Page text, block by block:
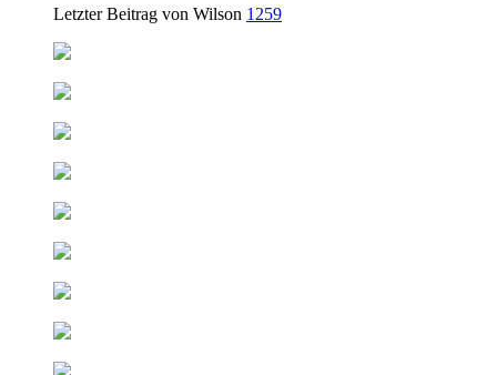
Letzter Beitrag von Wilson 1259